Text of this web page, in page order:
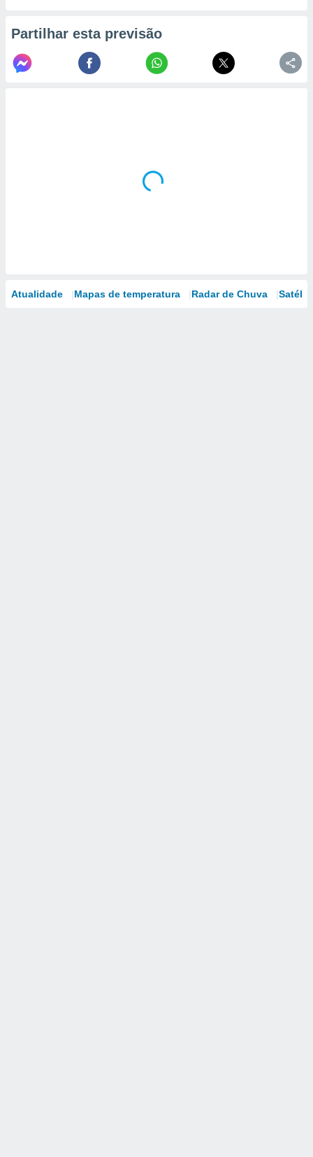
Partilhar esta previsão
Atualidade Mapas de temperatura Radar de Chuva